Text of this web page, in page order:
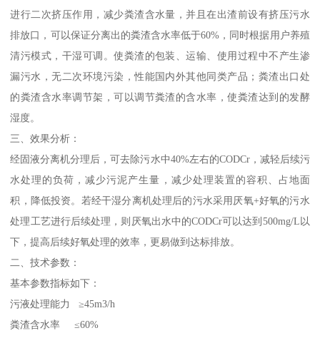
进行二次挤压作用，减少粪渣含水量，并且在出渣前设有挤压污水
排放口，可以保证分离出的粪渣含水率低于60%，同时根据用户养殖
清污模式，干湿可调。使粪渣的包装、运输、使用过程中不产生渗
漏污水，无二次环境污染，性能国内外其他同类产品；粪渣出口处
的粪渣含水率调节架，可以调节粪渣的含水率，使粪渣达到的发酵
湿度。
三、效果分析：
经固液分离机分理后，可去除污水中40%左右的CODCr，减轻后续污
水处理的负荷，减少污泥产生量，减少处理装置的容积、占地面
积，降低投资。若经干湿分离机处理后的污水采用厌氧+好氧的污水
处理工艺进行后续处理，则厌氧出水中的CODCr可以达到500mg/L以
下，提高后续好氧处理的效率，更易做到达标排放。
二、技术参数：
基本参数指标如下：
污液处理能力 ≥45m3/h
粪渣含水率 ≤60%